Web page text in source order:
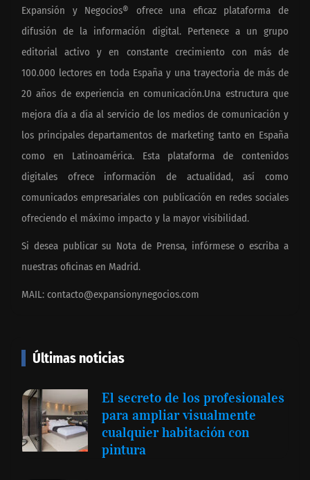
Expansión y Negocios® ofrece una eficaz plataforma de
difusión de la información digital. Pertenece a un grupo
editorial activo y en constante crecimiento con más de
100.000 lectores en toda España y una trayectoria de más de
20 años de experiencia en comunicación.Una estructura que
mejora día a día al servicio de los medios de comunicación y
los principales departamentos de marketing tanto en España
como en Latinoamérica. Esta plataforma de contenidos
digitales ofrece información de actualidad, así como
comunicados empresariales con publicación en redes sociales
ofreciendo el máximo impacto y la mayor visibilidad.
Si desea publicar su Nota de Prensa, infórmese o escriba a
nuestras oficinas en Madrid.
MAIL: contacto@expansionynegocios.com
Últimas noticias
El secreto de los profesionales
para ampliar visualmente
cualquier habitación con
pintura